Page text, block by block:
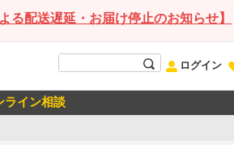
る配送遅延・お届け停止のお知らせ】
ログイン
ライン相談